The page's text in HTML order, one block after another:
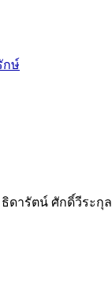
กษ์
ดารัตน์ ศักดิ์วีระกุล